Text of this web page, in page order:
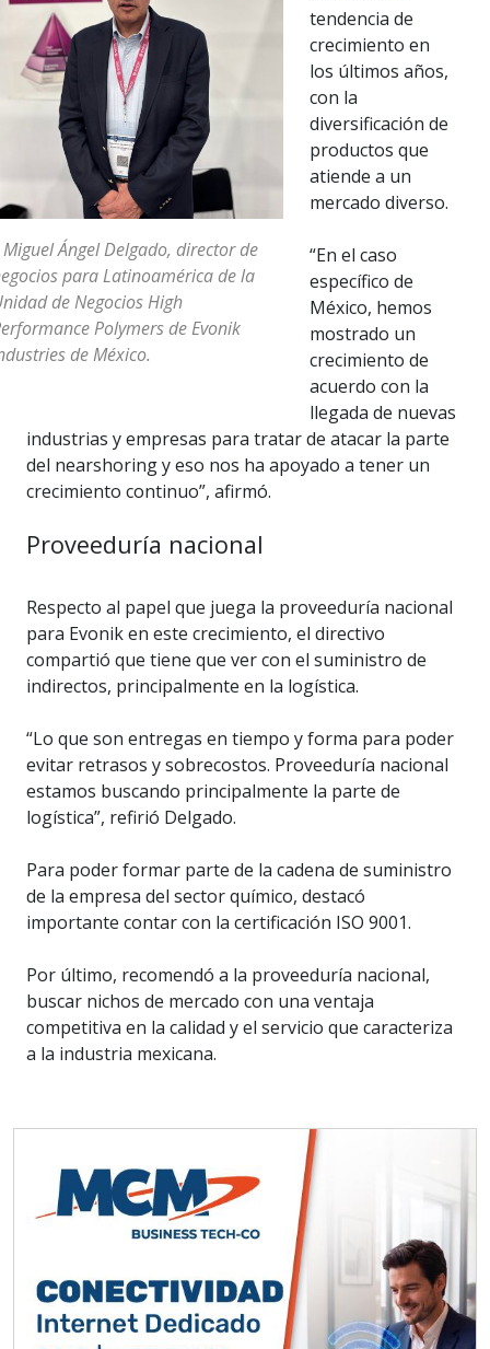
Miguel Ángel Delgado, director de
para Latinoamérica de la
de Negocios High
Polymers de Evonik
de México.
tendencia de
crecimiento en
los últimos años,
con la
diversificación de
productos que
atiende a un
mercado diverso.
“En el caso
específico de
México, hemos
mostrado un
crecimiento de
acuerdo con la
llegada de nuevas
industrias y empresas para tratar de atacar la parte
del nearshoring y eso nos ha apoyado a tener un
crecimiento continuo”, afirmó.
Proveeduría nacional
Respecto al papel que juega la proveeduría nacional
para Evonik en este crecimiento, el directivo
compartió que tiene que ver con el suministro de
indirectos, principalmente en la logística.
“Lo que son entregas en tiempo y forma para poder
evitar retrasos y sobrecostos. Proveeduría nacional
estamos buscando principalmente la parte de
logística”, refirió Delgado.
Para poder formar parte de la cadena de suministro
de la empresa del sector químico, destacó
importante contar con la certificación ISO 9001.
Por último, recomendó a la proveeduría nacional,
buscar nichos de mercado con una ventaja
competitiva en la calidad y el servicio que caracteriza
a la industria mexicana.